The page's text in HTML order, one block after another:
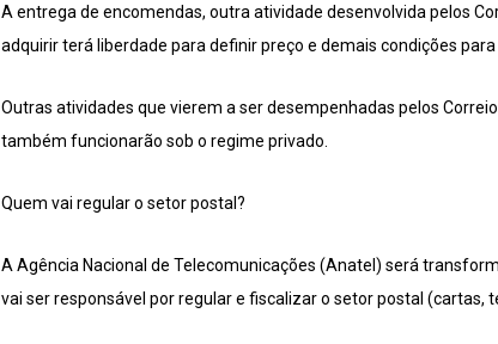
A entrega de encomendas, outra atividade desenvolvida pelos
adquirir terá liberdade para definir preço e demais condições
Outras atividades que vierem a ser desempenhadas pelos
também funcionarão sob o regime privado.
Quem vai regular o setor postal?
A Agência Nacional de Telecomunicações (Anatel) será
vai ser responsável por regular e fiscalizar o setor postal (cartas,